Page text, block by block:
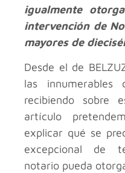
igualmente
intervención de
mayores de
Desde el de
las innumerables
recibiendo sobre
artículo
explicar qué se
excepcional de
notario pueda